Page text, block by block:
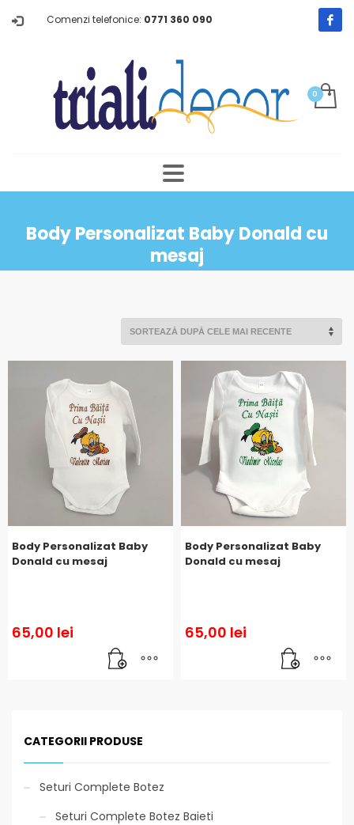
Comenzi telefonice: 0771 360 090
Body Personalizat Baby Donald cu
mesaj
Body Personalizat Baby
Donald cu mesaj
65,00 lei
Body Personalizat Baby
Donald cu mesaj
65,00 lei
CATEGORII PRODUSE
Seturi Complete Botez
Seturi Complete Botez Baieti